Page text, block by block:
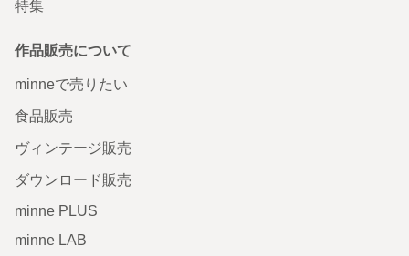
特集
作品販売について
minneで売りたい
食品販売
ヴィンテージ販売
ダウンロード販売
minne PLUS
minne LAB